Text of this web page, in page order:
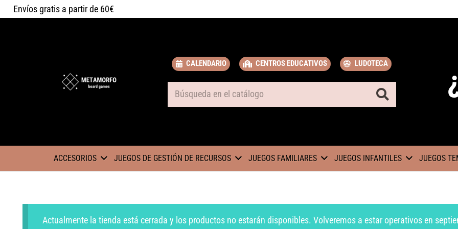
Envíos gratis a partir de 60€
CALENDARIO CENTROS EDUCATIVOS LUDOTECA
ACCESORIOS JUEGOS DE GESTIÓN DE RECURSOS JUEGOS FAMILIARES JUEGOS INFANTILES JUEGOS
Actualmente la tienda está cerrada y los productos no estarán disponibles. Volveremos a estar operativos en